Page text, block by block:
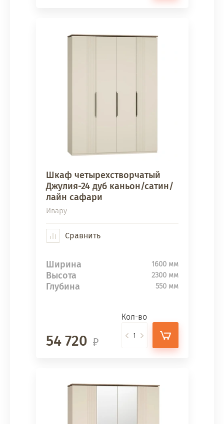
Шкаф четырехстворчатый
Джулия-24 дуб каньон/сатин/
лайн сафари
Ивару
Сравнить
Ширина 1600 мм
Высота 2300 мм
Глубина 550 мм
54 720
Кол-во